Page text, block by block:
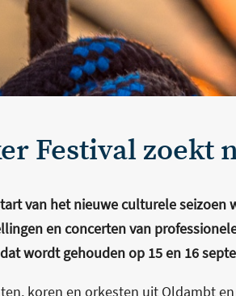
Festival zoekt
van het nieuwe culturele
en concerten van
wordt gehouden op 15 en 16
koren en orkesten uit Oldambt